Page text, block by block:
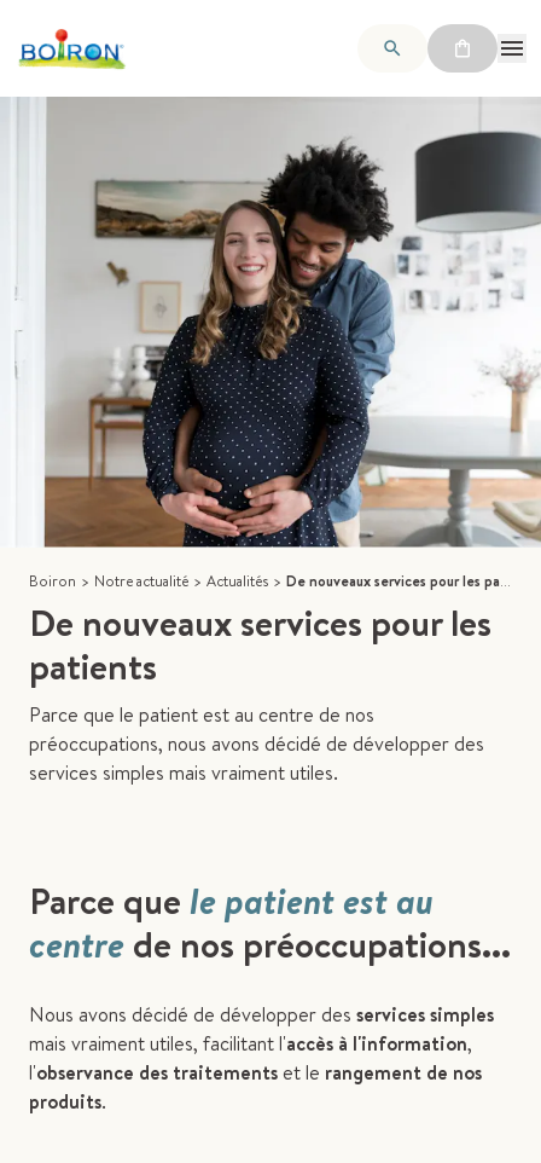
Boiron > Notre actualité > Actualités > De nouveaux services pour les patients
De nouveaux services pour les
patients
Parce que le patient est au centre de nos
préoccupations, nous avons décidé de développer des
services simples mais vraiment utiles.
Parce que le patient est au
centrede nos préoccupations...
Nous avons décidé de développer des services simples
mais vraiment utiles, facilitant l'accès à l'information,
l'observance des traitements et le rangement de nos
produits.